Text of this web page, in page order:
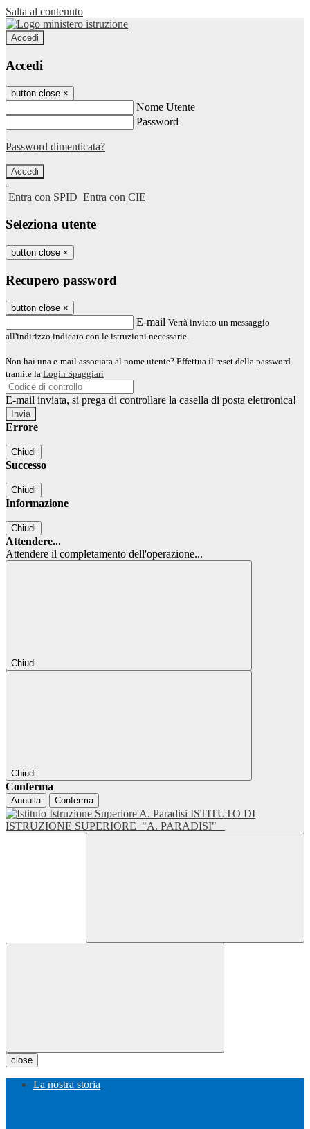
Salta al contenuto
Accedi
Accedi
button close ×
Nome Utente
Password
Password dimenticata?
-
Entra con SPID Entra con CIE
Seleziona utente
button close ×
Recupero password
button close ×
E-mail Verrà inviato un messaggio
all'indirizzo indicato con le istruzioni necessarie.
Non hai una e-mail associata al nome utente? Effettua il reset della password
tramite la Login Spaggiari
E-mail inviata, si prega di controllare la casella di posta elettronica!
Errore
Chiudi
Successo
Chiudi
Informazione
Chiudi
Attendere...
Attendere il completamento dell'operazione...
Chiudi
Chiudi
Conferma
Annulla Conferma
ISTITUTO DI
ISTRUZIONE SUPERIORE "A. PARADISI"
close
La nostra storia